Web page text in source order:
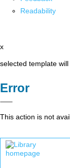
Readability
x
selected template
Error
This action is not